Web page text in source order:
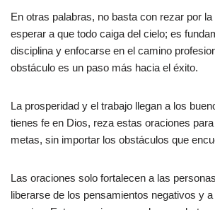
En otras palabras, no basta con rezar por
esperar a que todo caiga del cielo; es
disciplina y enfocarse en el camino
obstáculo es un paso más hacia el éxito.
La prosperidad y el trabajo llegan a los
tienes fe en Dios, reza estas oraciones
metas, sin importar los obstáculos que
Las oraciones solo fortalecen a las
liberarse de los pensamientos negativos y